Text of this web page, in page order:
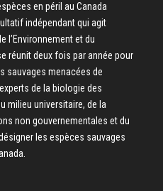
en péril au Canada
indépendant qui agit
l’Environnement et du
réunit deux fois par année pour
sauvages menacées de
de la biologie des
milieu universitaire, de la
non gouvernementales et du
les espèces sauvages